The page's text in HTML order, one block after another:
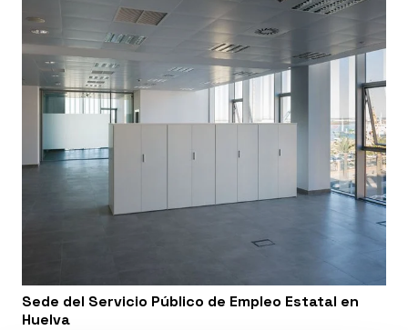
Sede del Servicio Público de Empleo Estatal en
Huelva